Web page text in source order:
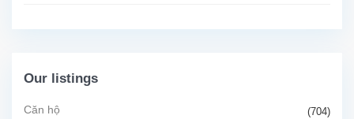
Our listings
Căn hộ (704)